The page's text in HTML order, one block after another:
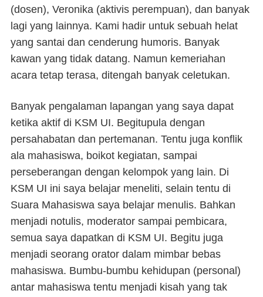
(dosen), Veronika (aktivis perempuan), dan banyak
lagi yang lainnya. Kami hadir untuk sebuah helat
yang santai dan cenderung humoris. Banyak
kawan yang tidak datang. Namun kemeriahan
acara tetap terasa, ditengah banyak celetukan.
Banyak pengalaman lapangan yang saya dapat
ketika aktif di KSM UI. Begitupula dengan
persahabatan dan pertemanan. Tentu juga konflik
ala mahasiswa, boikot kegiatan, sampai
perseberangan dengan kelompok yang lain. Di
KSM UI ini saya belajar meneliti, selain tentu di
Suara Mahasiswa saya belajar menulis. Bahkan
menjadi notulis, moderator sampai pembicara,
semua saya dapatkan di KSM UI. Begitu juga
menjadi seorang orator dalam mimbar bebas
mahasiswa. Bumbu-bumbu kehidupan (personal)
antar mahasiswa tentu menjadi kisah yang tak